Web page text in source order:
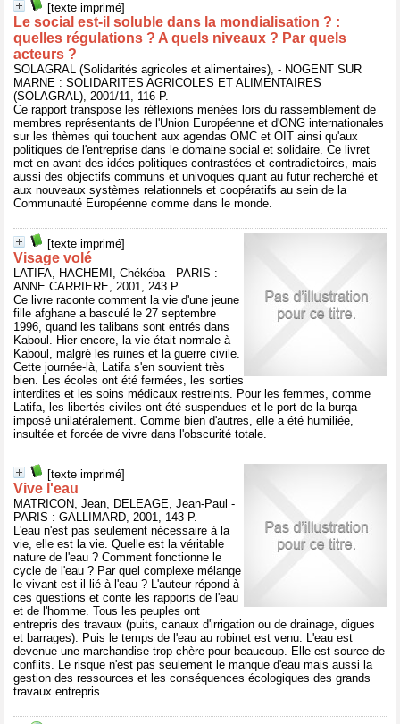
[texte imprimé]
Le social est-il soluble dans la mondialisation ? :
quelles régulations ? A quels niveaux ? Par quels
acteurs ?
SOLAGRAL (Solidarités agricoles et alimentaires), - NOGENT SUR
MARNE : SOLIDARITES AGRICOLES ET ALIMENTAIRES
(SOLAGRAL), 2001/11, 116 P.
Ce rapport transpose les réflexions menées lors du rassemblement de
membres représentants de l'Union Européenne et d'ONG internationales
sur les thèmes qui touchent aux agendas OMC et OIT ainsi qu'aux
politiques de l'entreprise dans le domaine social et solidaire. Ce livret
met en avant des idées politiques contrastées et contradictoires, mais
aussi des objectifs communs et univoques quant au futur recherché et
aux nouveaux systèmes relationnels et coopératifs au sein de la
Communauté Européenne comme dans le monde.
[texte imprimé]
Visage volé
LATIFA, HACHEMI, Chékéba - PARIS :
ANNE CARRIERE, 2001, 243 P.
Ce livre raconte comment la vie d'une jeune
fille afghane a basculé le 27 septembre
1996, quand les talibans sont entrés dans
Kaboul. Hier encore, la vie était normale à
Kaboul, malgré les ruines et la guerre civile.
Cette journée-là, Latifa s'en souvient très
bien. Les écoles ont été fermées, les sorties
interdites et les soins médicaux restreints. Pour les femmes, comme
Latifa, les libertés civiles ont été suspendues et le port de la burqa
imposé unilatéralement. Comme bien d'autres, elle a été humiliée,
insultée et forcée de vivre dans l'obscurité totale.
[texte imprimé]
Vive l'eau
MATRICON, Jean, DELEAGE, Jean-Paul -
PARIS : GALLIMARD, 2001, 143 P.
L'eau n'est pas seulement nécessaire à la
vie, elle est la vie. Quelle est la véritable
nature de l'eau ? Comment fonctionne le
cycle de l'eau ? Par quel complexe mélange
le vivant est-il lié à l'eau ? L'auteur répond à
ces questions et conte les rapports de l'eau
et de l'homme. Tous les peuples ont
entrepris des travaux (puits, canaux d'irrigation ou de drainage, digues
et barrages). Puis le temps de l'eau au robinet est venu. L'eau est
devenue une marchandise trop chère pour beaucoup. Elle est source de
conflits. Le risque n'est pas seulement le manque d'eau mais aussi la
gestion des ressources et les conséquences écologiques des grands
travaux entrepris.